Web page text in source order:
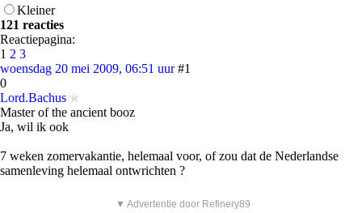
Kleiner
121 reacties
Reactiepagina:
1 2 3
woensdag 20 mei 2009, 06:51 uur #1
0
Lord.Bachus
Master of the ancient booz
Ja, wil ik ook
7 weken zomervakantie, helemaal voor, of zou dat de Nederlandse
samenleving helemaal ontwrichten ?
▼ Advertentie door Refinery89